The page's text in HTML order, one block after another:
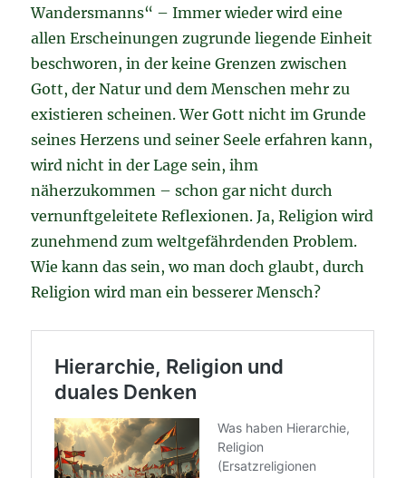
Wandersmanns“ – Immer wieder wird eine
allen Erscheinungen zugrunde liegende Einheit
beschworen, in der keine Grenzen zwischen
Gott, der Natur und dem Menschen mehr zu
existieren scheinen. Wer Gott nicht im Grunde
seines Herzens und seiner Seele erfahren kann,
wird nicht in der Lage sein, ihm
näherzukommen – schon gar nicht durch
vernunftgeleitete Reflexionen. Ja, Religion wird
zunehmend zum weltgefährdenden Problem.
Wie kann das sein, wo man doch glaubt, durch
Religion wird man ein besserer Mensch?